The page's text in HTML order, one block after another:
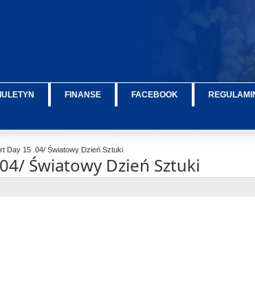
FINANSE FACEBOOK
Day 15 .04/ Światowy Dzień Sztuki
Światowy Dzień Sztuki